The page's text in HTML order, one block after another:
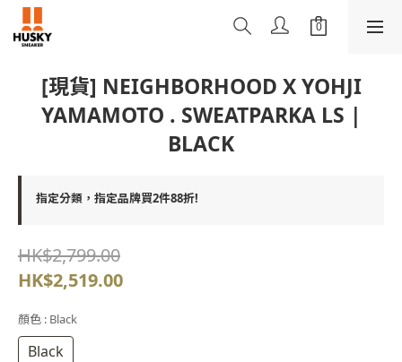
[現貨] NEIGHBORHOOD X YOHJI
YAMAMOTO . SWEATPARKA LS |
BLACK
指定分類，指定品牌買2件88折!
HK$2,799.00
HK$2,519.00
顏色 : Black
Black